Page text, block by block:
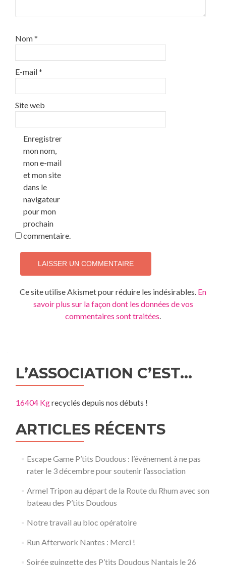
Nom*
E-mail*
Site web
Enregistrer
mon nom,
mon e-mail
et mon site
dans le
navigateur
pour mon
prochain
commentaire.
Ce site utilise Akismet pour réduire les indésirables. En
savoir plus sur la façon dont les données de vos
commentaires sont traitées.
L’ASSOCIATION C’EST…
16404 Kgrecyclés depuis nos débuts !
ARTICLES RÉCENTS
Escape Game P’tits Doudous : l’événement à ne pas
rater le 3 décembre pour soutenir l’association
Armel Tripon au départ de la Route du Rhum avec son
bateau des P’tits Doudous
Notre travail au bloc opératoire
Run Afterwork Nantes : Merci !
Soirée guingette des P’tits Doudous Nantais le 26